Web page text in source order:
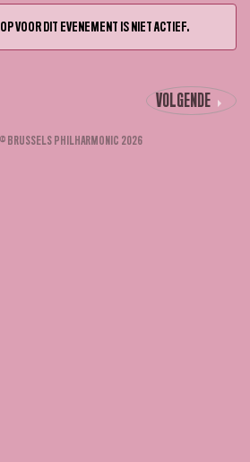
VOOR DIT EVENEMENT IS NIET ACTIEF.
VOLGENDE
© BRUSSELS PHILHARMONIC 2026